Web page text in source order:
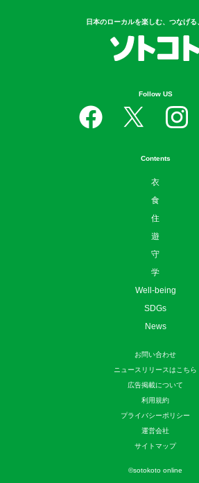
日本のローカルを楽しむ、つなげる
Follow US
Contents
衣
食
住
遊
守
学
Well-being
SDGs
News
お問い合わせ
ニュースリリースはこちら
広告掲載について
利用規約
プライバシーポリシー
運営会社
サイトマップ
©sotokoto online